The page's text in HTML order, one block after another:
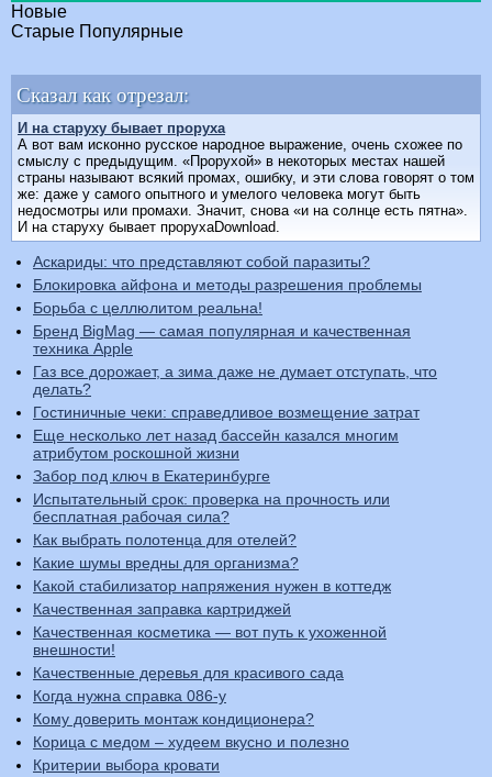
Новые
Старые Популярные
Сказал как отрезал:
И на старуху бывает проруха
А вот вам исконно русское народное выражение, очень схожее по
смыслу с предыдущим. «Прорухой» в некоторых местах нашей
страны называют всякий промах, ошибку, и эти слова говорят о том
же: даже у самого опытного и уме­лого человека могут быть
недосмотры или промахи. Значит, снова «и на солнце есть пятна».
И на старуху бывает прорухаDownload.
Аскариды: что представляют собой паразиты?
Блокировка айфона и методы разрешения проблемы
Борьба с целлюлитом реальна!
Бренд BigMag — самая популярная и качественная
техника Apple
Газ все дорожает, а зима даже не думает отступать, что
делать?
Гостиничные чеки: справедливое возмещение затрат
Еще несколько лет назад бассейн казался многим
атрибутом роскошной жизни
Забор под ключ в Екатеринбурге
Испытательный срок: проверка на прочность или
бесплатная рабочая сила?
Как выбрать полотенца для отелей?
Какие шумы вредны для организма?
Какой стабилизатор напряжения нужен в коттедж
Качественная заправка картриджей
Качественная косметика — вот путь к ухоженной
внешности!
Качественные деревья для красивого сада
Когда нужна справка 086-у
Кому доверить монтаж кондиционера?
Корица с медом – худеем вкусно и полезно
Критерии выбора кровати